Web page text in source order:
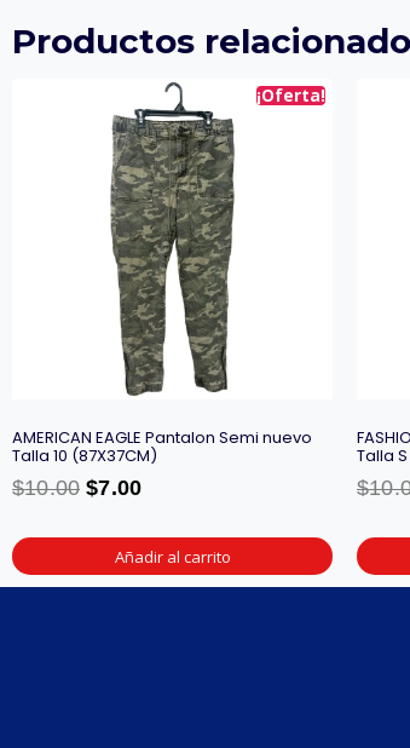
Productos
¡Oferta!
AMERICAN EAGLE Pantalon Semi nuevo
Talla 10 (87X37CM)
$10.00 $7.00
Añadir al carrito
Talla
$